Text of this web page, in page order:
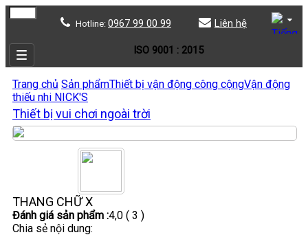
Hotline: 0967 99 00 99 Liên hệ
ISO 9001 : 2015
Trang chủ Sản phẩmThiết bị vận động công cộngVận động
thiếu nhi NICK'S
Thiết bị vui chơi ngoài trời
THANG CHỮ X
Đánh giá sản phẩm :4,0 ( 3 )
Chia sẻ nội dung: